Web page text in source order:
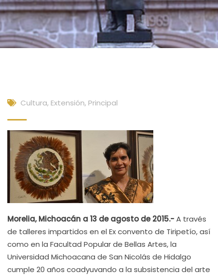
Cultura, Extensión, Principal
Morelia, Michoacán a 13 de agosto de 2015.-A través
de talleres impartidos en el Ex convento de Tiripetío, así
como en la Facultad Popular de Bellas Artes, la
Universidad Michoacana de San Nicolás de Hidalgo
cumple 20 años coadyuvando a la subsistencia del arte